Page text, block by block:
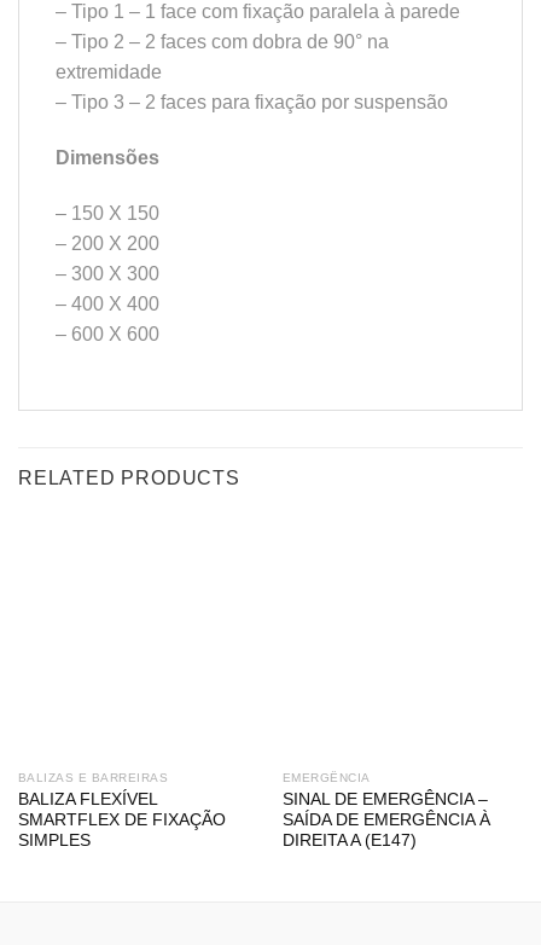
– Tipo 1 – 1 face com fixação paralela à parede
– Tipo 2 – 2 faces com dobra de 90° na
extremidade
– Tipo 3 – 2 faces para fixação por suspensão
Dimensões
– 150 X 150
– 200 X 200
– 300 X 300
– 400 X 400
– 600 X 600
RELATED PRODUCTS
BALIZAS E BARREIRAS
BALIZA FLEXÍVEL
SMARTFLEX DE FIXAÇÃO
SIMPLES
EMERGÊNCIA
SINAL DE EMERGÊNCIA –
SAÍDA DE EMERGÊNCIA À
DIREITA A (E147)